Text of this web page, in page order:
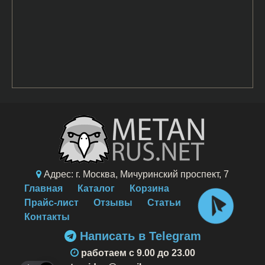
Адрес: г. Москва, Мичуринский проспект, 7
Главная
Каталог
Корзина
Прайс-лист
Отзывы
Статьи
Контакты
Написать в Telegram
работаем c 9.00 до 23.00